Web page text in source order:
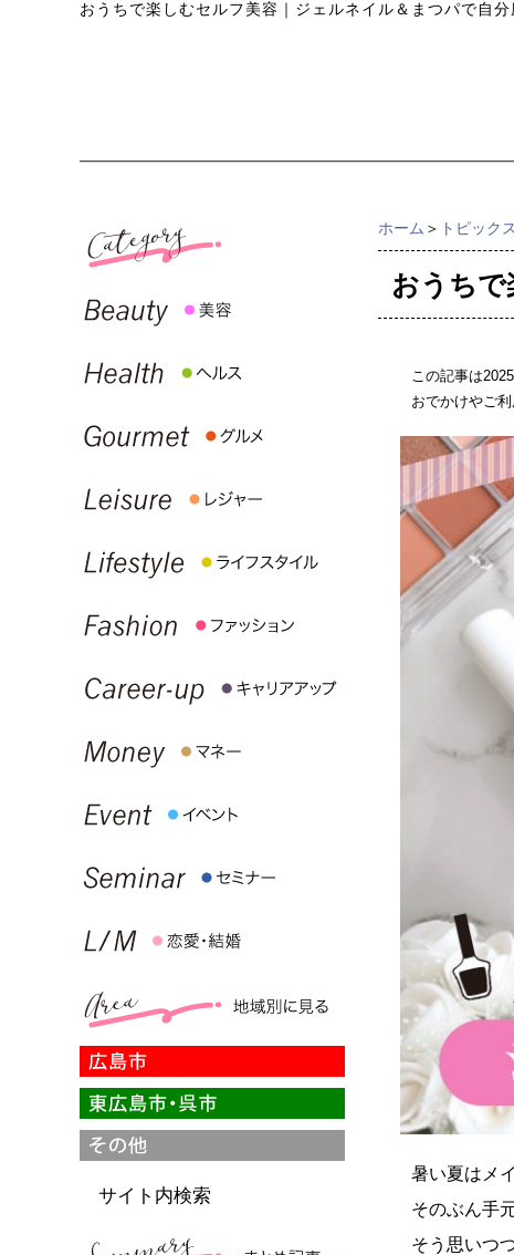
おうちで楽しむセルフ美容｜ジェルネイル＆まつパで自分
ホーム ＞ トピック
おうちで
この記事は
おでかけやご
暑い夏はメ
そのぶん手
そう思いつ
サイト内検索